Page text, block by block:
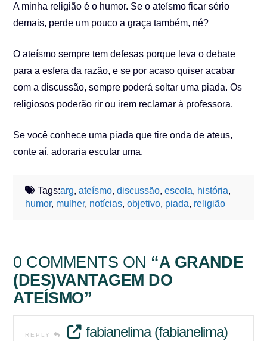
A minha religião é o humor. Se o ateísmo ficar sério
demais, perde um pouco a graça também, né?
O ateísmo sempre tem defesas porque leva o debate
para a esfera da razão, e se por acaso quiser acabar
com a discussão, sempre poderá soltar uma piada. Os
religiosos poderão rir ou irem reclamar à professora.
Se você conhece uma piada que tire onda de ateus,
conte aí, adoraria escutar uma.
Tags:arg,ateísmo,discussão,escola, história,
humor, mulher, notícias,objetivo, piada, religião
0 COMMENTS ON “A GRANDE
(DES)VANTAGEM DO
ATEÍSMO”
REPLY fabianelima (fabianelima)